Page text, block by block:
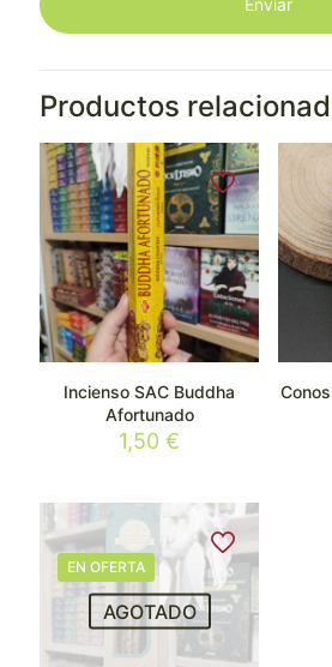
Productos
Incienso SAC Buddha
Afortunado
1,50€
EN OFERTA
AGOTADO